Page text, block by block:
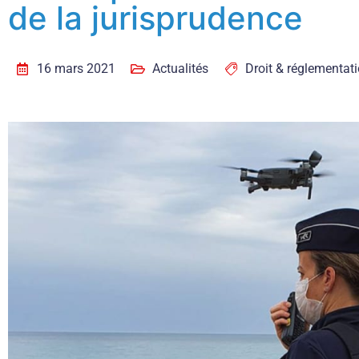
de la jurisprudence
16 mars 2021 Actualités Droit &